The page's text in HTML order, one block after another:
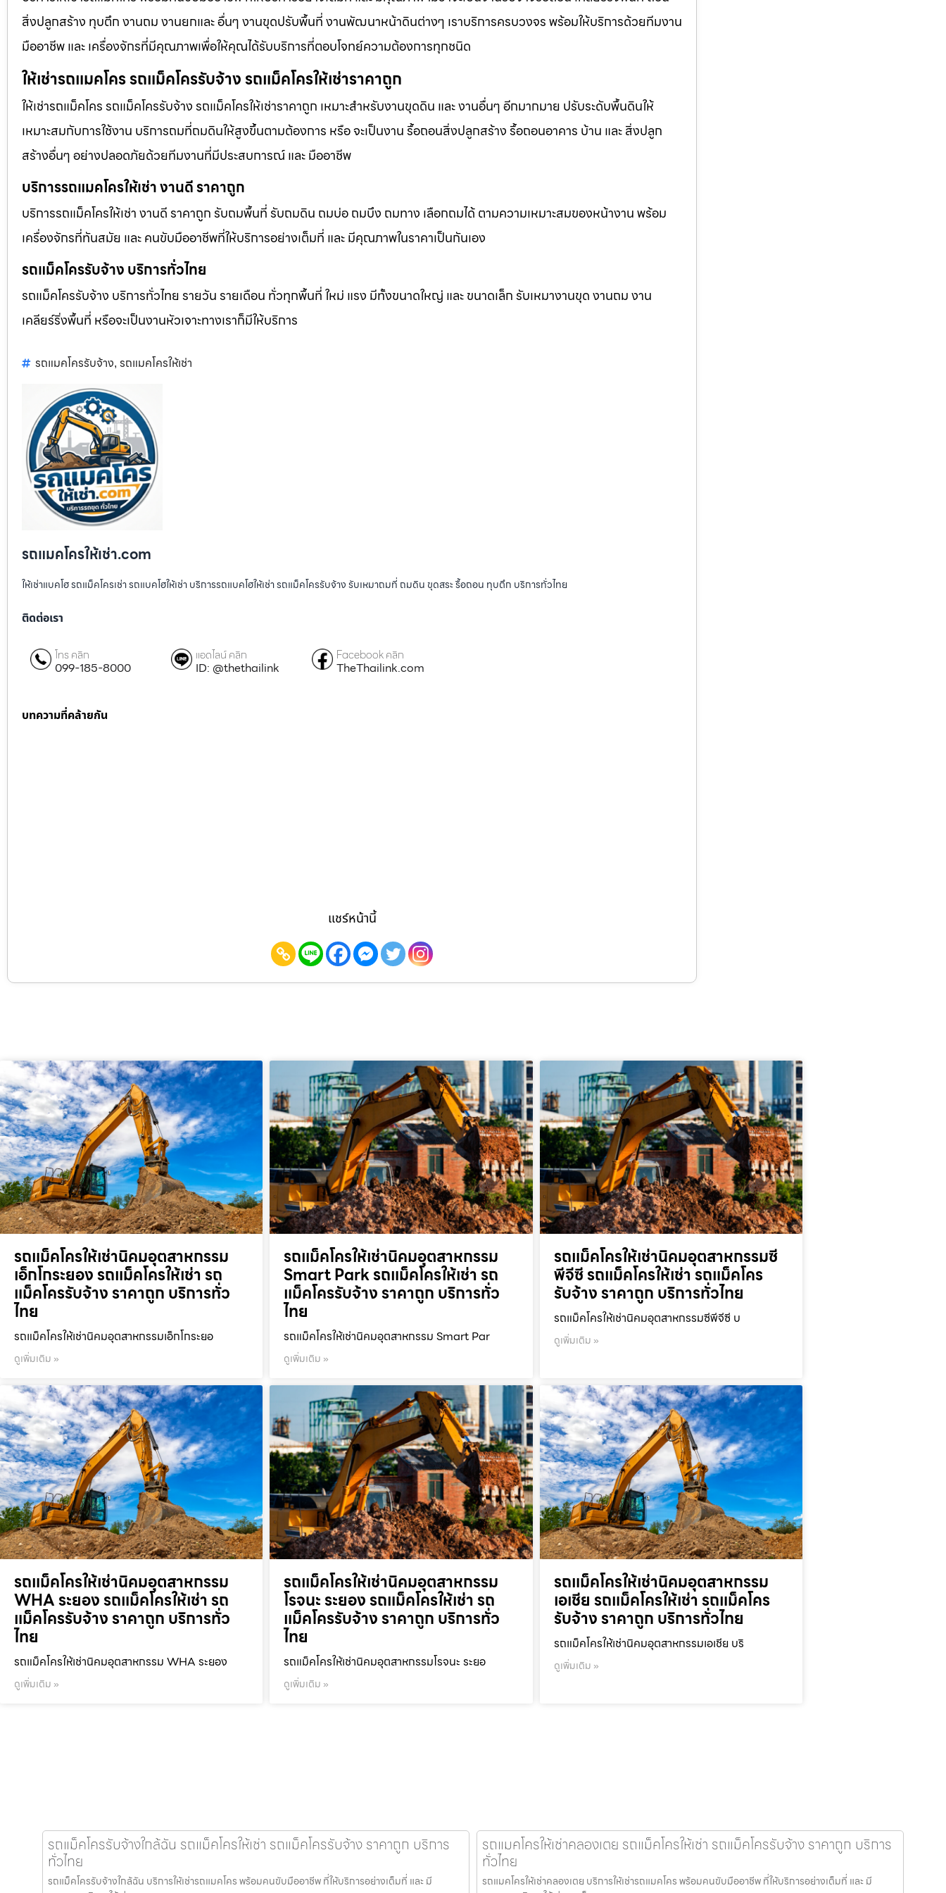
สิ่งปลูกสร้าง ทุบตึก งานถม งานยกและ อื่นๆ งานขุดปรับพื้นที่ งานพัฒนาหน้าดินต่างๆ เราบริการครบวงจร พร้อมให้บริการด้วยทีมงาน
มืออาชีพ และ เครื่องจักรที่มีคุณภาพเพื่อให้คุณได้รับบริการที่ตอบโจทย์ความต้องการทุกชนิด
ให้เช่ารถแมคโคร รถแม็คโครรับจ้าง รถแม็คโครให้เช่าราคาถูก
ให้เช่ารถแม็คโคร รถแม็คโครรับจ้าง รถแม็คโครให้เช่าราคาถูก เหมาะสำหรับงานขุดดิน และ งานอื่นๆ อีกมากมาย ปรับระดับพื้นดินให้
เหมาะสมกับการใช้งาน บริการถมที่ถมดินให้สูงขึ้นตามต้องการ หรือ จะเป็นงาน รื้อถอนสิ่งปลูกสร้าง รื้อถอนอาคาร บ้าน และ สิ่งปลูก
สร้างอื่นๆ อย่างปลอดภัยด้วยทีมงานที่มีประสบการณ์ และ มืออาชีพ
บริการรถแมคโครให้เช่า งานดี ราคาถูก
บริการรถแม็คโครให้เช่า งานดี ราคาถูก รับถมพื้นที่ รับถมดิน ถมบ่อ ถมบึง ถมทาง เลือกถมได้ ตามความเหมาะสมของหน้างาน พร้อม
เครื่องจักรที่ทันสมัย และ คนขับมืออาชีพที่ให้บริการอย่างเต็มที่ และ มีคุณภาพในราคาเป็นกันเอง
รถแม็คโครรับจ้าง บริการทั่วไทย
รถแม็คโครรับจ้าง บริการทั่วไทย รายวัน รายเดือน ทั่วทุกพื้นที่ ใหม่ แรง มีทั้งขนาดใหญ่ และ ขนาดเล็ก รับเหมางานขุด งานถม งาน
เคลียร์ริ่งพื้นที่ หรือจะเป็นงานหัวเจาะทางเราก็มีให้บริการ
รถแมคโครรับจ้าง, รถแมคโครให้เช่า
รถแมคโครให้เช่า.com
ให้เช่าแบคโฮ รถแม็คโครเช่า รถแบคโฮให้เช่า บริการรถแบคโฮให้เช่า รถแม็คโครรับจ้าง รับเหมาถมที่ ถมดิน ขุดสระ รื้อถอน ทุบตึก บริการทั่วไทย
ติดต่อเรา
โทร คลิก
099-185-8000
แอดไลน์ คลิก
ID: @thethailink
Facebook คลิก
TheThailink.com
บทความที่คล้ายกัน
แชร์หน้านี้
รถแม็คโครให้เช่านิคมอุตสาหกรรม
เอ็กโกระยอง รถแม็คโครให้เช่า รถ
แม็คโครรับจ้าง ราคาถูก บริการทั่ว
ไทย
รถแม็คโครให้เช่านิคมอุตสาหกรรมเอ็กโกระยอ
ดูเพิ่มเติม »
รถแม็คโครให้เช่านิคมอุตสาหกรรม
Smart Park รถแม็คโครให้เช่า รถ
แม็คโครรับจ้าง ราคาถูก บริการทั่ว
ไทย
รถแม็คโครให้เช่านิคมอุตสาหกรรม Smart Par
ดูเพิ่มเติม »
รถแม็คโครให้เช่านิคมอุตสาหกรรมซี
พีจีซี รถแม็คโครให้เช่า รถแม็คโคร
รับจ้าง ราคาถูก บริการทั่วไทย
รถแม็คโครให้เช่านิคมอุตสาหกรรมซีพีจีซี บ
ดูเพิ่มเติม »
รถแม็คโครให้เช่านิคมอุตสาหกรรม
WHA ระยอง รถแม็คโครให้เช่า รถ
แม็คโครรับจ้าง ราคาถูก บริการทั่ว
ไทย
รถแม็คโครให้เช่านิคมอุตสาหกรรม WHA ระยอง
ดูเพิ่มเติม »
รถแม็คโครให้เช่านิคมอุตสาหกรรม
โรจนะ ระยอง รถแม็คโครให้เช่า รถ
แม็คโครรับจ้าง ราคาถูก บริการทั่ว
ไทย
รถแม็คโครให้เช่านิคมอุตสาหกรรมโรจนะ ระยอ
ดูเพิ่มเติม »
รถแม็คโครให้เช่านิคมอุตสาหกรรม
เอเชีย รถแม็คโครให้เช่า รถแม็คโคร
รับจ้าง ราคาถูก บริการทั่วไทย
รถแม็คโครให้เช่านิคมอุตสาหกรรมเอเชีย บริ
ดูเพิ่มเติม »
รถแม็คโครรับจ้างใกล้ฉัน รถแม็คโครให้เช่า รถแม็คโครรับจ้าง ราคาถูก บริการ
ทั่วไทย
รถแม็คโครรับจ้างใกล้ฉัน บริการให้เช่ารถแมคโคร พร้อมคนขับมืออาชีพ ที่ให้บริการอย่างเต็มที่ และ มี
รถแมคโครให้เช่าคลองเตย รถแม็คโครให้เช่า รถแม็คโครรับจ้าง ราคาถูก บริการ
ทั่วไทย
รถแมคโครให้เช่าคลองเตย บริการให้เช่ารถแมคโคร พร้อมคนขับมืออาชีพ ที่ให้บริการอย่างเต็มที่ และ มี